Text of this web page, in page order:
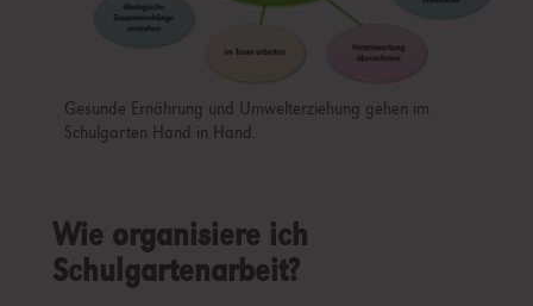
Gesunde Ernährung und Umwelterziehung gehen im
Schulgarten Hand in Hand.
Wie organisiere ich
Schulgartenarbeit?